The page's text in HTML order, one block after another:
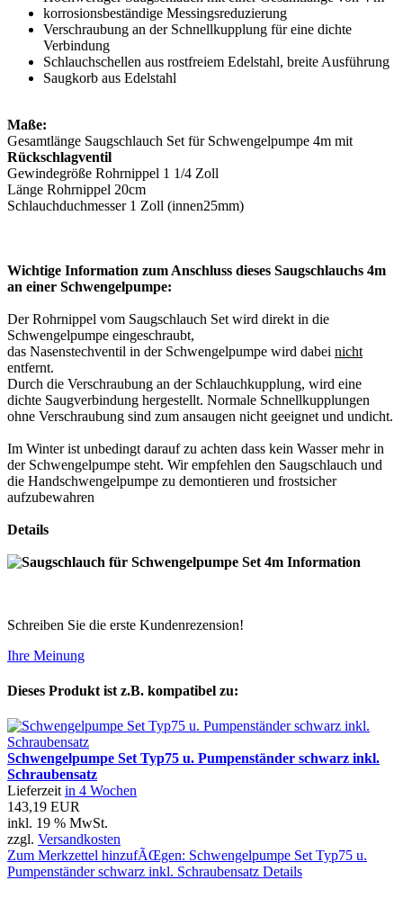
korrosionsbeständige Messingsreduzierung
Verschraubung an der Schnellkupplung für eine dichte
Verbindung
Schlauchschellen aus rostfreiem Edelstahl, breite Ausführung
Saugkorb aus Edelstahl
Maße:
Gesamtlänge Saugschlauch Set für Schwengelpumpe 4m mit
Rückschlagventil
Gewindegröße Rohrnippel 1 1/4 Zoll
Länge Rohrnippel 20cm
Schlauchduchmesser 1 Zoll (innen25mm)
Wichtige Information zum Anschluss dieses Saugschlauchs 4m
an einer Schwengelpumpe:
Der Rohrnippel vom Saugschlauch Set wird direkt in die
Schwengelpumpe eingeschraubt,
das Nasenstechventil in der Schwengelpumpe wird dabei nicht
entfernt.
Durch die Verschraubung an der Schlauchkupplung, wird eine
dichte Saugverbindung hergestellt. Normale Schnellkupplungen
ohne Verschraubung sind zum ansaugen nicht geeignet und undicht.
Im Winter ist unbedingt darauf zu achten dass kein Wasser mehr in
der Schwengelpumpe steht. Wir empfehlen den Saugschlauch und
die Handschwengelpumpe zu demontieren und frostsicher
aufzubewahren
Details
Schreiben Sie die erste Kundenrezension!
Ihre Meinung
Dieses Produkt ist z.B. kompatibel zu:
Schwengelpumpe Set Typ75 u. Pumpenständer schwarz inkl.
Schraubensatz
Lieferzeitin 4 Wochen
143,19 EUR
inkl. 19 % MwSt.
zzgl. Versandkosten
Zum Merkzettel hinzufÃŒgen: Schwengelpumpe Set Typ75 u.
Pumpenständer schwarz inkl. Schraubensatz Details